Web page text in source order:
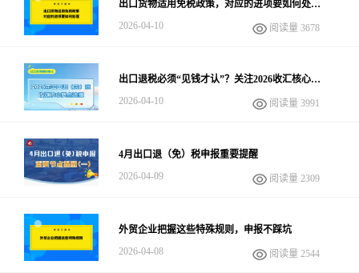
出口货物适用免税政策，对应的进项要如何处
2026-04-10 阅读量 3678
出口退税必须“见钱才认”？关注2026收汇核心要
2026-04-10 阅读量 3991
4月出口退（免）税申报重要提醒
2026-04-09
阅读量 2309
外贸企业把握这些特殊规则，申报不踩坑
2026-04-08
阅读量 2544